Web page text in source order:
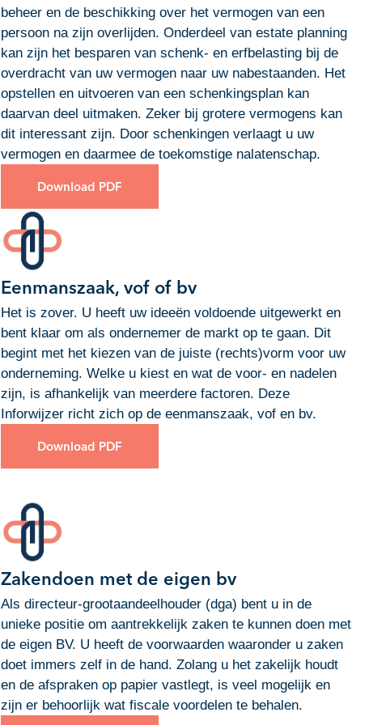
beheer en de beschikking over het vermogen van een
persoon na zijn overlijden. Onderdeel van estate planning
kan zijn het besparen van schenk- en erfbelasting bij de
overdracht van uw vermogen naar uw nabestaanden. Het
opstellen en uitvoeren van een schenkingsplan kan
daarvan deel uitmaken. Zeker bij grotere vermogens kan
dit interessant zijn. Door schenkingen verlaagt u uw
vermogen en daarmee de toekomstige nalatenschap.
Download PDF
Eenmanszaak, vof of bv
Het is zover. U heeft uw ideeën voldoende uitgewerkt en
bent klaar om als ondernemer de markt op te gaan. Dit
begint met het kiezen van de juiste (rechts)vorm voor uw
onderneming. Welke u kiest en wat de voor- en nadelen
zijn, is afhankelijk van meerdere factoren. Deze
Inforwijzer richt zich op de eenmanszaak, vof en bv.
Download PDF
Zakendoen met de eigen bv
Als directeur-grootaandeelhouder (dga) bent u in de
unieke positie om aantrekkelijk zaken te kunnen doen met
de eigen BV. U heeft de voorwaarden waaronder u zaken
doet immers zelf in de hand. Zolang u het zakelijk houdt
en de afspraken op papier vastlegt, is veel mogelijk en
zijn er behoorlijk wat fiscale voordelen te behalen.